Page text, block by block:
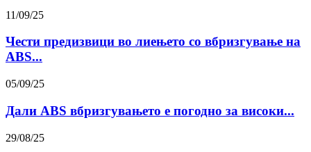
11/09/25
Чести предизвици во лиењето со вбризгување на
ABS...
05/09/25
Дали ABS вбризгувањето е погодно за високи...
29/08/25